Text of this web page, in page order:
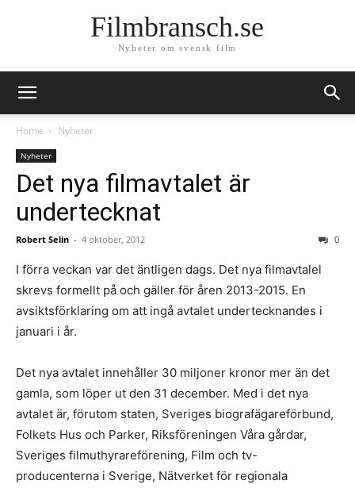
Filmbransch.se
Nyheter om svensk film
Home Nyheter
Nyheter
Det nya filmavtalet är
undertecknat
Robert Selin - 4 oktober, 2012 0
I förra veckan var det äntligen dags. Det nya filmavtalel
skrevs formellt på och gäller för åren 2013-2015. En
avsiktsförklaring om att ingå avtalet undertecknandes i
januari i år.
Det nya avtalet innehåller 30 miljoner kronor mer än det
gamla, som löper ut den 31 december. Med i det nya
avtalet är, förutom staten, Sveriges biografägareförbund,
Folkets Hus och Parker, Riksföreningen Våra gårdar,
Sveriges filmuthyrareförening, Film och tv-
producenterna i Sverige, Nätverket för regionala